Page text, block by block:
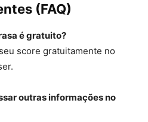
(FAQ)
é gratuito?
score gratuitamente no
outras informações no